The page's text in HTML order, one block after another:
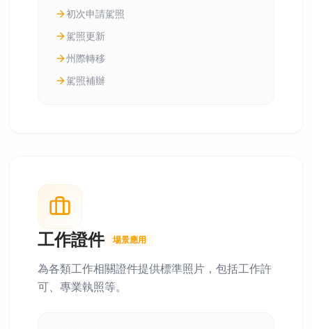
初次申請駕照
駕照更新
州際轉移
駕照補辦
工作證件 場景應用
為各類工作相關證件提供標準照片，包括工作許
可、專業執照等。